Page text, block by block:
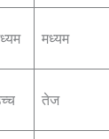
मध्यम
तेज